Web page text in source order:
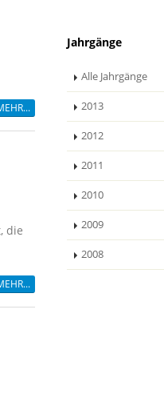
die
Jahrgänge
Alle Jahrgänge
2013
2012
2011
2010
2009
2008